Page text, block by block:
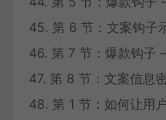
45. 第 6 节：文案钩子
46. 第 7 节：爆款钩子
47. 第 8 节：文案信息
48. 第 1 节：如何让用